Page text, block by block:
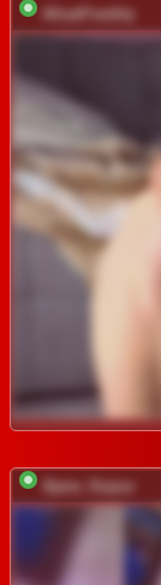
AlisaFreshly
Ajara_Gujuu